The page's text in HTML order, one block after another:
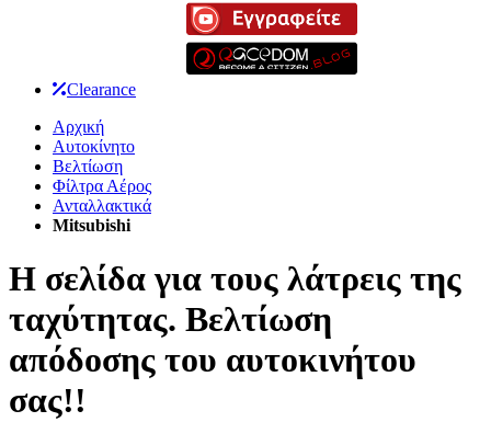
Clearance
Αρχική
Αυτοκίνητο
Βελτίωση
Φίλτρα Αέρος
Ανταλλακτικά
Mitsubishi
Η σελίδα για τους λάτρεις της
ταχύτητας. Βελτίωση
απόδοσης του αυτοκινήτου
σας!!